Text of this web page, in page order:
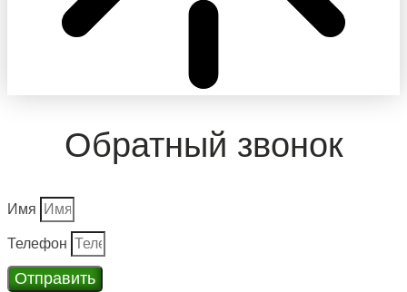
Обратный звонок
Имя
Телефон
Отправить